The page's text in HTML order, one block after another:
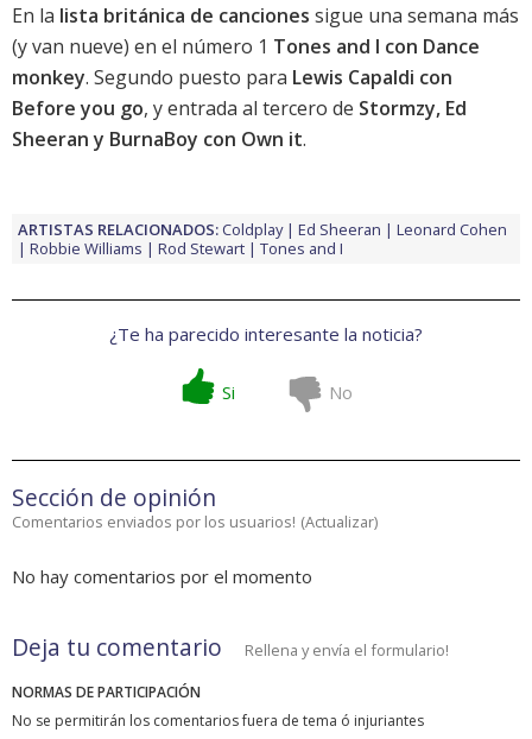
En la lista británica de canciones sigue una semana más
(y van nueve) en el número 1 Tones and I con Dance
monkey. Segundo puesto para Lewis Capaldi con
Before you go, y entrada al tercero de Stormzy, Ed
Sheeran y BurnaBoy con Own it.
ARTISTAS RELACIONADOS:Coldplay Ed Sheeran
Leonard Cohen
Robbie Williams
Rod Stewart Tones and I
¿Te ha parecido interesante la noticia?
Si No
Sección de opinión
Comentarios enviados por los usuarios! (Actualizar)
No hay comentarios por el momento
Deja tu comentario Rellena y envía el formulario!
NORMAS DE PARTICIPACIÓN
No se permitirán los comentarios fuera de tema ó injuriantes